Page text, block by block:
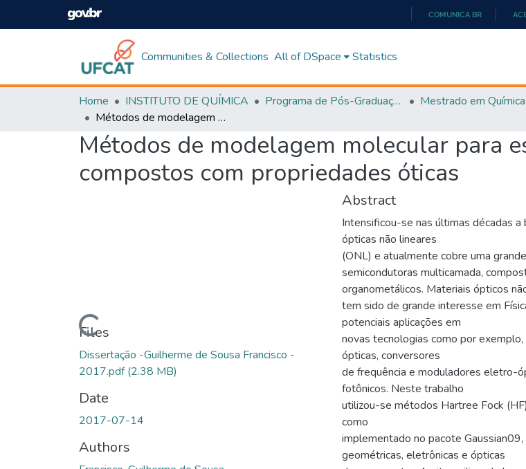
CONTEÚDO
COMUNICA BR
Communities & Collections All of DSpace Statistics
Home INSTITUTO DE QUÍMICA Programa de Pós-Graduação em Química - PPGQ
Métodos de modelagem molecular para estudo e planejamento de compostos com propriedades óticas
Métodos de modelagem molecular para
compostos com propriedades óticas
Loading...
Files
Dissertação -Guilherme de Sousa Francisco -
2017.pdf(2.38 MB)
Date
2017-07-14
Authors
Abstract
Intensificou-se nas últimas décadas
ópticas não lineares
(ONL) e atualmente cobre uma
semicondutoras multicamada,
organometálicos. Materiais ópticos
tem sido de grande interesse em
potenciais aplicações em
novas tecnologias como por
ópticas, conversores
de frequência e moduladores eletro-
fotônicos. Neste trabalho
utilizou-se métodos Hartree Fock
como
implementado no pacote
geométricas, eletrônicas e ópticas